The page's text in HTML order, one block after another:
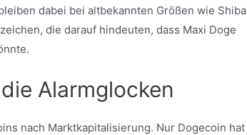
dabei bei altbekannten Größen wie Shiba
die darauf hindeuten, dass Maxi Doge
Alarmglocken
nach Marktkapitalisierung. Nur Dogecoin hat